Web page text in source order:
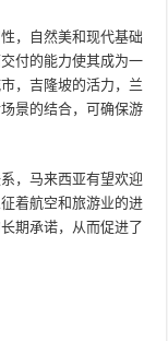
，自然美和现代基础
付的能力使其成为一
，吉隆坡的活力，兰
景的结合，可确保游
，马来西亚有望欢迎
着航空和旅游业的进
期承诺，从而促进了